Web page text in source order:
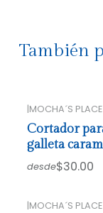
También
|MOCHA´S PLACE
Cortador
galleta
desde$30.00
|MOCHA´S PLACE